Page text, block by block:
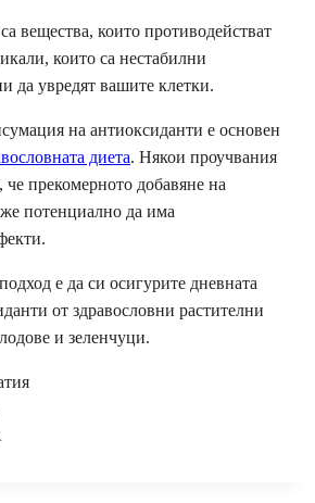
вещества, които противодействат
които са нестабилни
да увредят вашите клетки.
на антиоксиданти е основен
диета. Някои проучвания
че прекомерното добавяне на
потенциално да има
е да си осигурите дневната
от здравословни растителни
и зеленчуци.